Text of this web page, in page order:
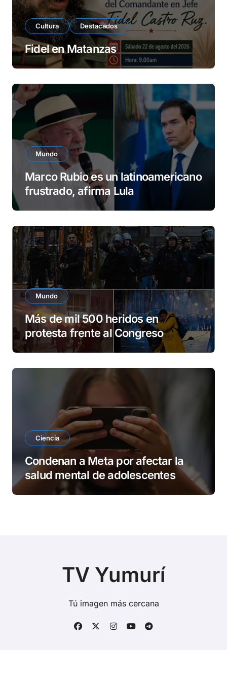
Cultura Destacados
Fidel en Matanzas
Mundo
Marco Rubio es un latinoamericano
frustrado, afirma Lula
Mundo
Más de mil 500 heridos en
protesta frente al Congreso
argentino
Ciencia
Condenan a Meta por afectar la
salud mental de adolescentes
TV Yumurí
Tú imagen más cercana